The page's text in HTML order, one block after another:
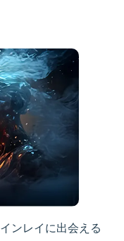
ンレイに出会える